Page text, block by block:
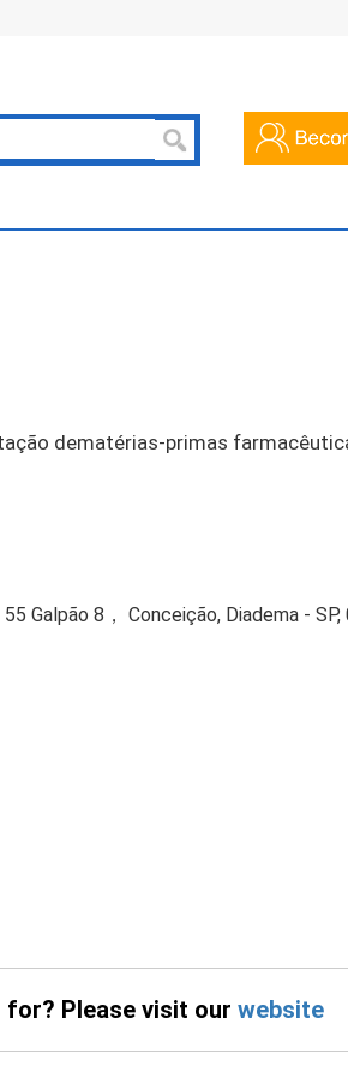
dematérias-primas
Galpão 8， Conceição, Diadema -
for? Please visit our website